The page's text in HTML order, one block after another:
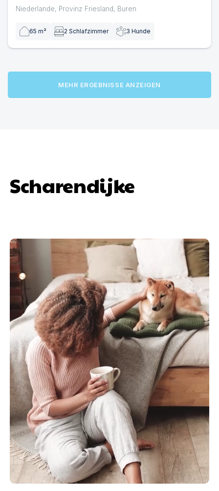
Scharendijke
Niederlande, Provinz Friesland, Buren
65 m² 2 Schlafzimmer 3 Hunde
MEHR ERGEBNISSE ANZEIGEN